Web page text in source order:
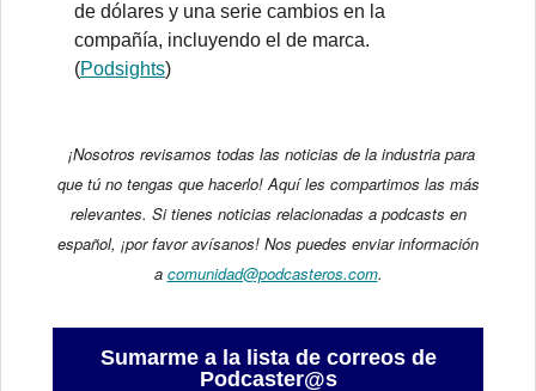
de dólares y una serie cambios en la
compañía, incluyendo el de marca.
(Podsights)
¡Nosotros revisamos todas las noticias de la industria para
que tú no tengas que hacerlo! Aquí les compartimos las más
relevantes. Si tienes noticias relacionadas a podcasts en
español, ¡por favor avísanos! Nos puedes enviar información
a comunidad@podcasteros.com.
Sumarme a la lista de correos de
Podcaster@s